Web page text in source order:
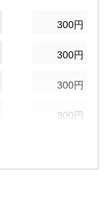
300円
300円
300円
300円